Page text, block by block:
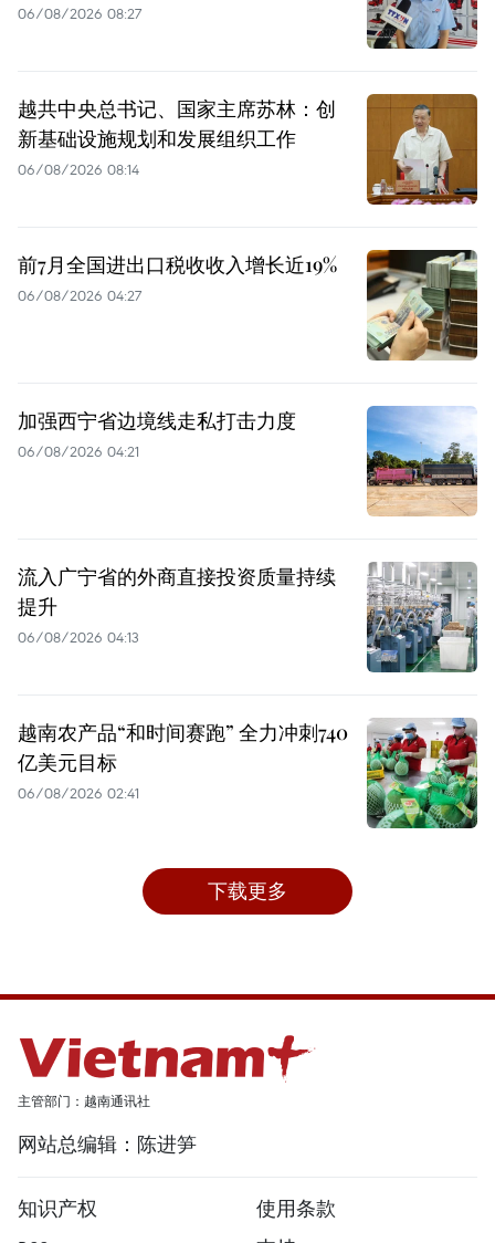
06/08/2026 08:27
越共中央总书记、国家主席苏林：创
新基础设施规划和发展组织工作
06/08/2026 08:14
前7月全国进出口税收收入增长近19%
06/08/2026 04:27
加强西宁省边境线走私打击力度
06/08/2026 04:21
流入广宁省的外商直接投资质量持续
提升
06/08/2026 04:13
越南农产品“和时间赛跑” 全力冲刺740
亿美元目标
06/08/2026 02:41
下载更多
主管部门：越南通讯社
网站总编辑：陈进笋
知识产权
使用条款